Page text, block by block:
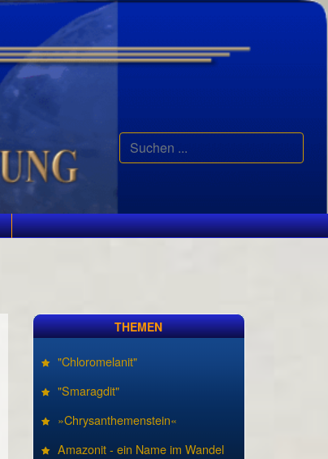
Suchen
...
THEMEN
"Chloromelanit"
"Smaragdit"
»Chrysanthemenstein«
Amazonit - ein Name im Wandel